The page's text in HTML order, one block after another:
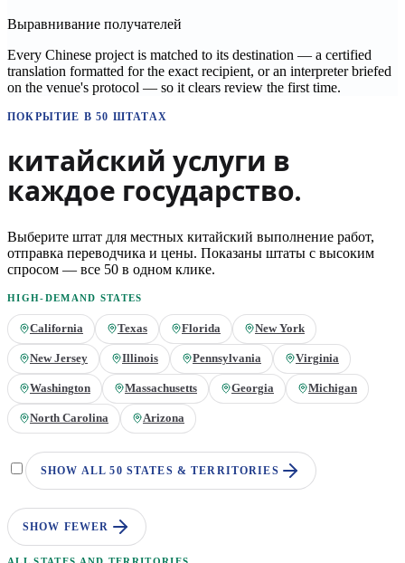
Выравнивание получателей
Every Chinese project is matched to its destination — a certified
translation formatted for the exact recipient, or an interpreter briefed
on the venue's protocol — so it clears review the first time.
ПОКРЫТИЕ В 50 ШТАТАХ
китайский услуги в
каждое государство.
Выберите штат для местных китайский выполнение работ,
отправка переводчика и цены. Показаны штаты с высоким
спросом — все 50 в одном клике.
HIGH-DEMAND STATES
California Texas Florida New York
New Jersey Illinois Pennsylvania Virginia
Washington Massachusetts Georgia Michigan
North Carolina Arizona
SHOW ALL 50 STATES & TERRITORIES
SHOW FEWER
ALL STATES AND TERRITORIES